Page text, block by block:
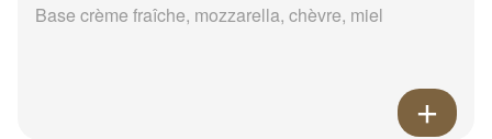
Base crème fraîche, mozzarella, chèvre, miel